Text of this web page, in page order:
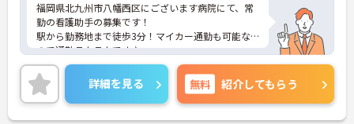
福岡県北九州市八幡西区にございます病院にて、常
勤の看護助手の募集です！
駅から勤務地まで徒歩3分！マイカー通勤も可能な
ので通勤ラクラクです♪
ご興味がありましたら、詳細をお伝えしますので、
お気軽にお問い合わせください！
詳細を見る 無料 紹介してもらう